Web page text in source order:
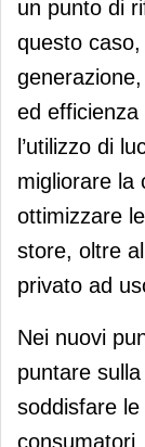
un punto di
questo
ed
l’utilizzo di
migliorare la
ottimizzare
store, oltre
privato ad
Nei nuovi
puntare
soddisfare